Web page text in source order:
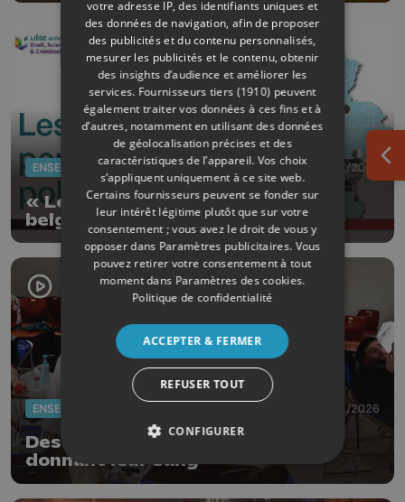
ENSEIGNEMENT 27/01/2026
« Les personnalités politiques
belges » dans un MOOC
16/01/2026
Des profs liégeois contestent en
donnant leur sang
votre adresse IP, des identifiants uniques et
des données de navigation, afin de proposer
des publicités et du contenu personnalisés,
mesurer les publicités et le contenu, obtenir
des insights d’audience et améliorer les
services. Fournisseurs tiers (1910) peuvent
également traiter vos données à ces fins et à
d’autres, notamment en utilisant des données
de géolocalisation précises et des
caractéristiques de l’appareil. Vos choix
s’appliquent uniquement à ce site web.
Certains fournisseurs peuvent se fonder sur
leur intérêt légitime plutôt que sur votre
consentement ; vous avez le droit de vous y
opposer dans Paramètres publicitaires. Vous
pouvez retirer votre consentement à tout
moment dans Paramètres des cookies.
Politique de confidentialité
ACCEPTER & FERMER
REFUSER TOUT
CONFIGURER